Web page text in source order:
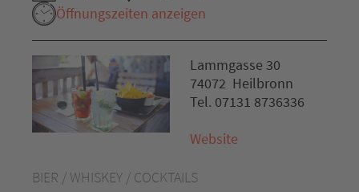
Öffnungszeiten anzeigen
BIER / WHISKEY / COCKTAILS
Lammgasse 30
74072 Heilbronn
Tel. 07131 8736336
Website